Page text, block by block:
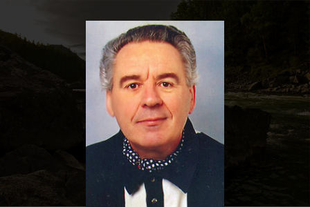
contenu